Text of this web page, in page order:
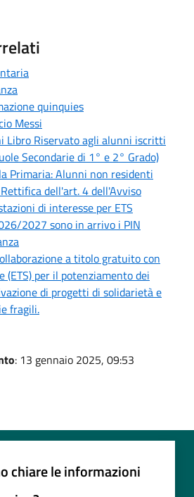
quinquies
Messi
Libro Riservato agli alunni iscritti
Secondarie di 1° e 2° Grado)
Primaria: Alunni non residenti
Rettifica dell'art. 4 dell'Avviso
di interesse per ETS
2027 sono in arrivo i PIN
a titolo gratuito con
per il potenziamento dei
di progetti di solidarietà e
fragili.
: 13 gennaio 2025, 09:53
chiare le informazioni